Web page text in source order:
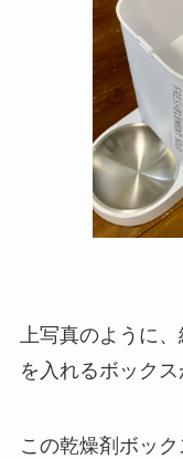
上写真のように
を入れるボックス
この乾燥剤ボッ